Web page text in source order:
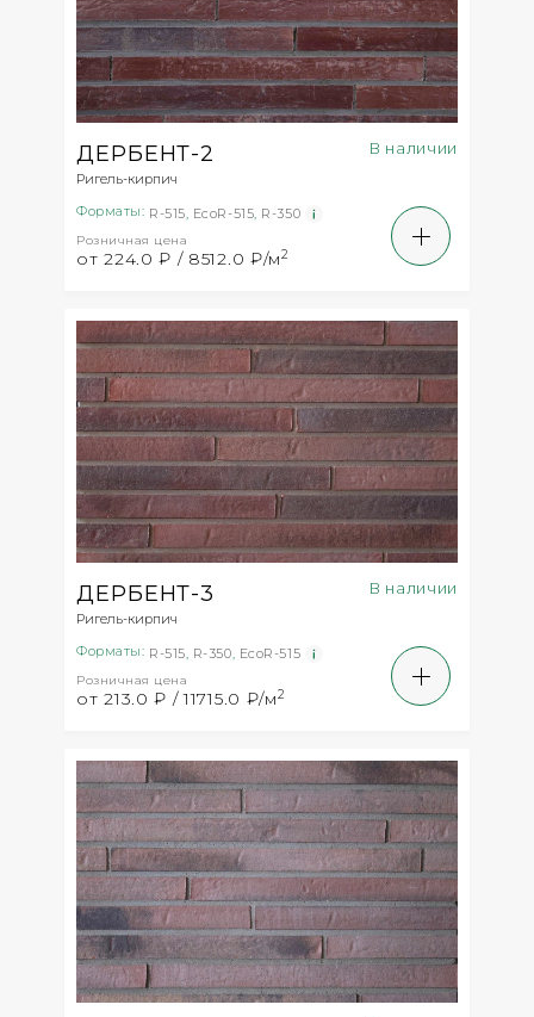
ДЕРБЕНТ-2
Ригель-кирпич
В наличии
Форматы: R-515, EcoR-515, R-350
Розничная цена
от 224.0 ₽ / 8512.0 ₽/м2
ДЕРБЕНТ-3
Ригель-кирпич
В наличии
Форматы: R-515, R-350, EcoR-515
Розничная цена
от 213.0 ₽ / 11715.0 ₽/м2